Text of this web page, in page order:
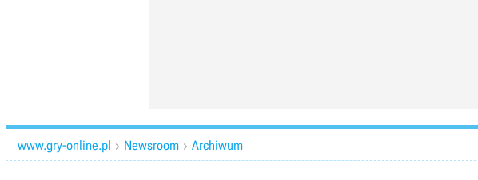
www.gry-online.pl  Newsroom  Archiwum